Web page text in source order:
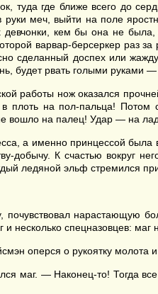
туда где ближе всего до
руки меч, выйти на поле
девчонки, кем бы она не
варвар-берсеркер раз
сделанный доспех или
будет рвать голыми руками
работы нож оказался
в плоть на пол-пальца!
вошло на палец! Удар — на
а именно принцессой была
добычу. К счастью вокруг
ледяной эльф стремился
почувствовал нарастающую
несколько спецназовцев:
оперся о рукоятку молота
маг. — Наконец-то! Тогда